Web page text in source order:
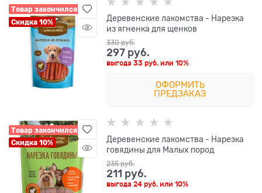
Товар закончился
Скидка 10%
Деревенские лакомства - Нарезка
из ягненка для щенков
330 руб.
297 руб.
выгода33 руб. или10%
ОФОРМИТЬ
ПРЕДЗАКАЗ
Товар закончился
Скидка 10%
Деревенские лакомства - Нарезка
говядины для Малых пород
235 руб.
211 руб.
выгода24 руб. или10%